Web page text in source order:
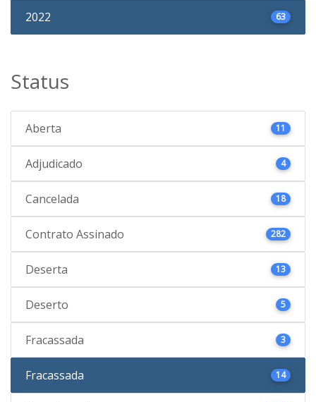
2022 63
Status
Aberta 11
Adjudicado 4
Cancelada 18
Contrato Assinado 282
Deserta 13
Deserto 5
Fracassada 3
Fracassada 14